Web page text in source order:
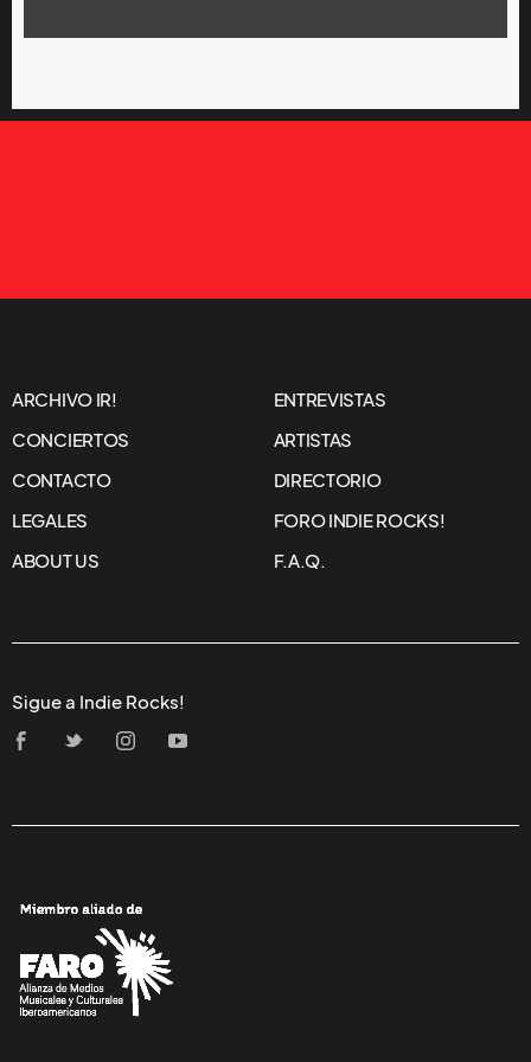
ARCHIVO IR!
ENTREVISTAS
CONCIERTOS
ARTISTAS
CONTACTO
DIRECTORIO
LEGALES
FORO INDIE ROCKS!
ABOUT US
F.A.Q.
Sigue a Indie Rocks!